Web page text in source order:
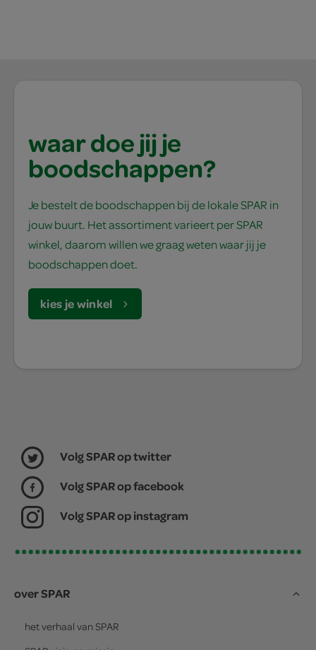
waar doe jij je
boodschappen?
Je bestelt de boodschappen bij de lokale SPAR in
jouw buurt. Het assortiment varieert per SPAR
winkel, daarom willen we graag weten waar jij je
boodschappen doet.
kies je winkel
Volg SPAR op twitter
Volg SPAR op facebook
Volg SPAR op instagram
over SPAR
het verhaal van SPAR